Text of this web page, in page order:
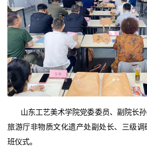
山东工艺美术学院党委委员、副院长
旅游厅非物质文化遗产处副处长、三级
班仪式。